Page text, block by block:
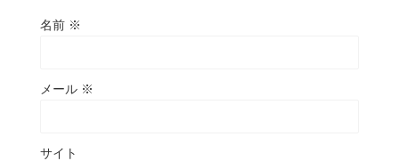
名前 ※
メール ※
サイト